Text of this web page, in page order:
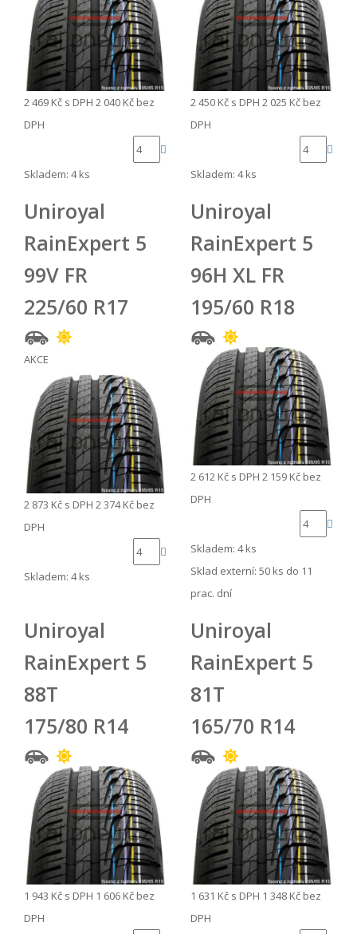
2 469 Kč s DPH 2 040 Kč bez
DPH
Skladem: 4 ks
2 450 Kč s DPH 2 025 Kč bez
DPH
Skladem: 4 ks
Uniroyal
RainExpert 5
99V FR
225/60 R17
AKCE
2 873 Kč s DPH 2 374 Kč bez
DPH
Skladem: 4 ks
Uniroyal
RainExpert 5
96H XL FR
195/60 R18
2 612 Kč s DPH 2 159 Kč bez
DPH
Skladem: 4 ks
Sklad externí: 50 ks do 11
prac. dní
Uniroyal
RainExpert 5
88T
175/80 R14
1 943 Kč s DPH 1 606 Kč bez
DPH
Uniroyal
RainExpert 5
81T
165/70 R14
1 631 Kč s DPH 1 348 Kč bez
DPH